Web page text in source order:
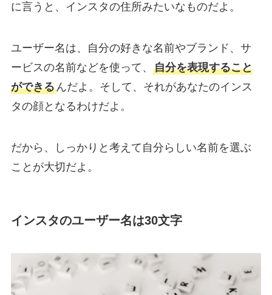
に言うと、インスタの住所みたいなものだよ。
ユーザー名は、自分の好きな名前やブランド、サ
ービスの名前などを使って、 自分を表現すること
ができるんだよ。そして、それがあなたのインス
タの顔となるわけだよ。
だから、しっかりと考えて自分らしい名前を選ぶ
ことが大切だよ。
インスタのユーザー名は30文字